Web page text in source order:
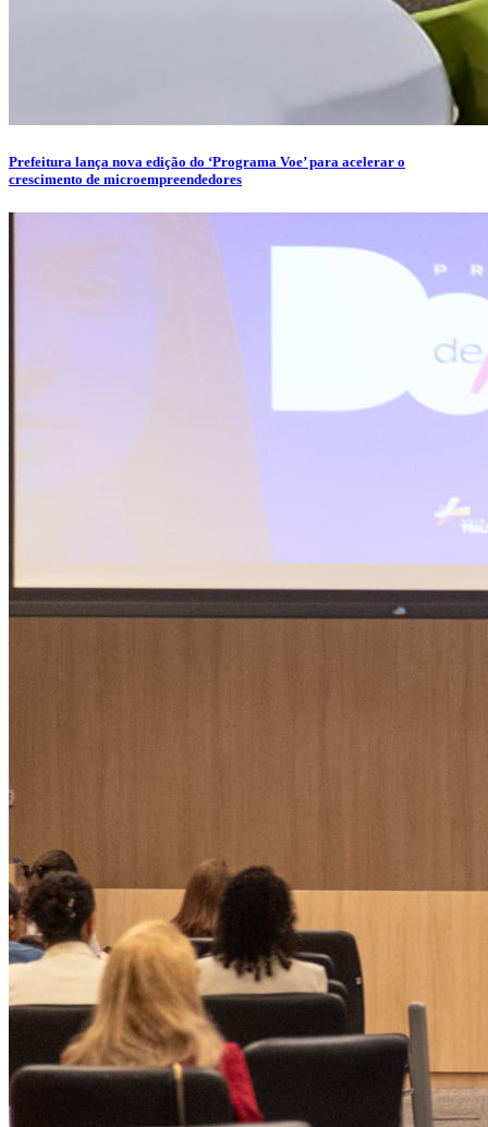
Prefeitura lança nova edição do ‘Programa Voe’ para acelerar o
crescimento de microempreendedores